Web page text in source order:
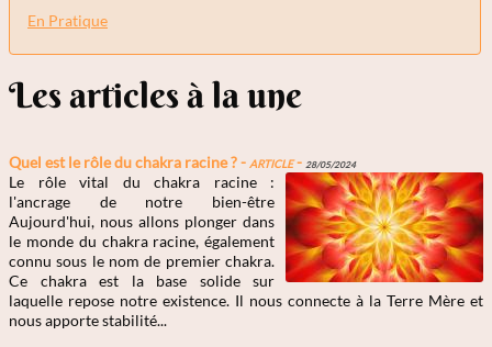
En Pratique
Les articles à la une
Quel est le rôle du chakra racine ? -Article- 28/05/2024
Le rôle vital du chakra racine :
l'ancrage de notre bien-être
Aujourd'hui, nous allons plonger dans
le monde du chakra racine, également
connu sous le nom de premier chakra.
Ce chakra est la base solide sur
laquelle repose notre existence. Il nous connecte à la Terre Mère et
nous apporte stabilité...